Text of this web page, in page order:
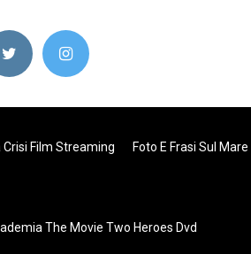
Crisi Film Streaming Foto E Frasi Sul Mare
The Movie Two Heroes Dvd